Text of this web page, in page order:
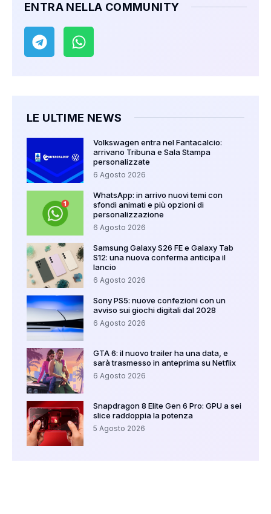
ENTRA NELLA COMMUNITY
LE ULTIME NEWS
Volkswagen entra nel Fantacalcio:
arrivano Tribuna e Sala Stampa
personalizzate
6 Agosto 2026
WhatsApp: in arrivo nuovi temi con
sfondi animati e più opzioni di
personalizzazione
6 Agosto 2026
Samsung Galaxy S26 FE e Galaxy Tab
S12: una nuova conferma anticipa il
lancio
6 Agosto 2026
Sony PS5: nuove confezioni con un
avviso sui giochi digitali dal 2028
6 Agosto 2026
GTA 6: il nuovo trailer ha una data, e
sarà trasmesso in anteprima su Netflix
6 Agosto 2026
Snapdragon 8 Elite Gen 6 Pro: GPU a sei
slice raddoppia la potenza
5 Agosto 2026